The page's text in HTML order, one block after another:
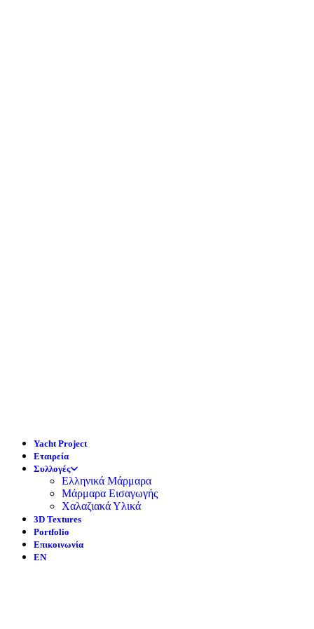
Yacht Project
Εταιρεία
Συλλογές
Ελληνικά Μάρμαρα
Μάρμαρα Εισαγωγής
Χαλαζιακά Υλικά
3D Textures
Portfolio
Επικοινωνία
EN